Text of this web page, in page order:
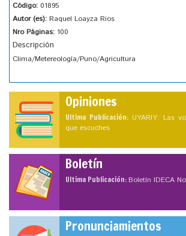
Código: 01895
Autor (es): Raquel Loayza Rios
Nro Páginas: 100
Descripción
Clima/Metereología/Puno/Agricultura
Opiniones
Ultima Publicación: UYARIY: Las
que escuches
Boletín
Ultima Publicación:Boletín IDECA
Pronunciamientos